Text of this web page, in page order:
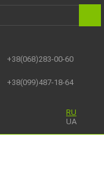
+38(068)283-00-60
+38(099)487-18-64
RU
UA